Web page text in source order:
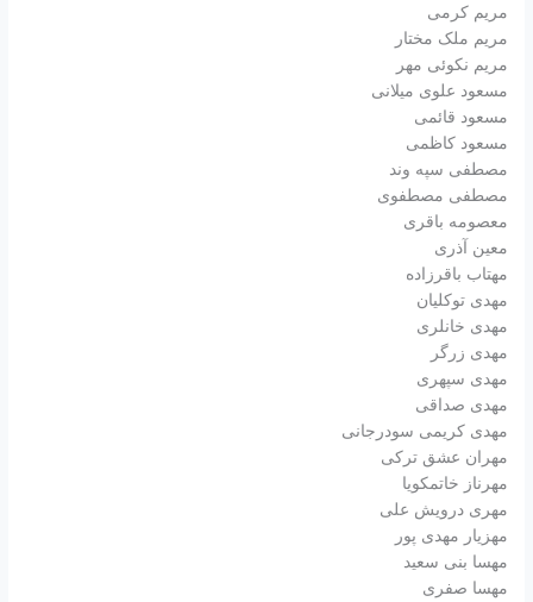
مریم کرمی
مریم ملک مختار
مریم نکوئی مهر
مسعود علوی میلانی
مسعود قائمی
مسعود کاظمی
مصطفی سپه وند
مصطفی مصطفوی
معصومه باقری
معین آذری
مهتاب باقرزاده
مهدی توکلیان
مهدی خانلری
مهدی زرگر
مهدی سپهری
مهدی صداقی
مهدی کریمی سودرجانی
مهران عشق ترکی
مهرناز خاتمکویا
مهری درویش علی
مهزیار مهدی پور
مهسا بنی سعید
مهسا صفری